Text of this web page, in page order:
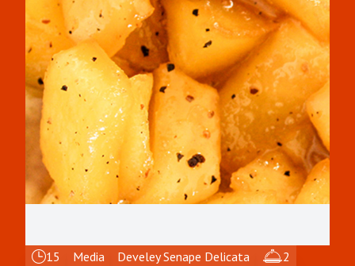
15 Media Develey Senape Delicata 2